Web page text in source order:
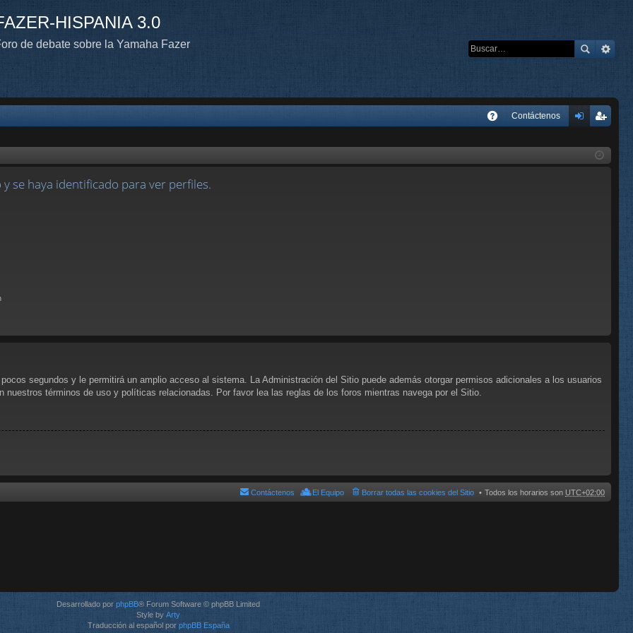
HISPANIA 3.0
de debate sobre la Yamaha Fazer
Contáctenos
ist
se haya identificado para ver perfiles.
segundos y le permitirá un amplio acceso al sistema. La Administración del Sitio puede además otorgar permisos adicionales a los usuarios
términos de uso y políticas relacionadas. Por favor lea las reglas de los foros mientras navega por el Sitio.
Todos los horarios son UTC+02:00
Borrar todas las cookies del Sitio
El Equipo
Contáctenos
Desarrollado por phpBB® Forum Software © phpBB Limited
Style by Arty
Traducción al español por phpBB España